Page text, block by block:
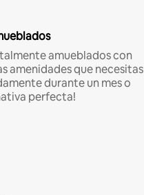
amueblados con
amenidades que necesitas
durante un mes o
perfecta!